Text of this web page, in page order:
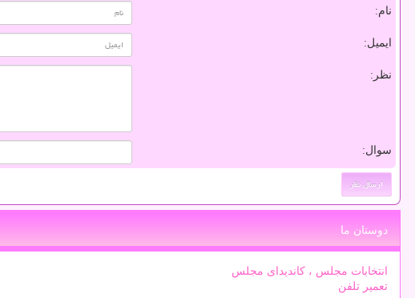
نام:
ایمیل:
نظر:
سوال:
دوستان ما
انتخابات مجلس ، کاندیدای مجلس
تعمیر تلفن